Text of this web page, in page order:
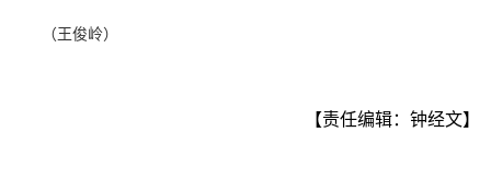
（王俊岭）
【责任编辑：钟经文】